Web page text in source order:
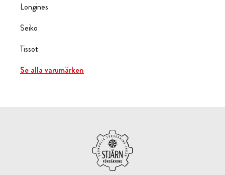
Longines
Seiko
Tissot
Se alla varumärken